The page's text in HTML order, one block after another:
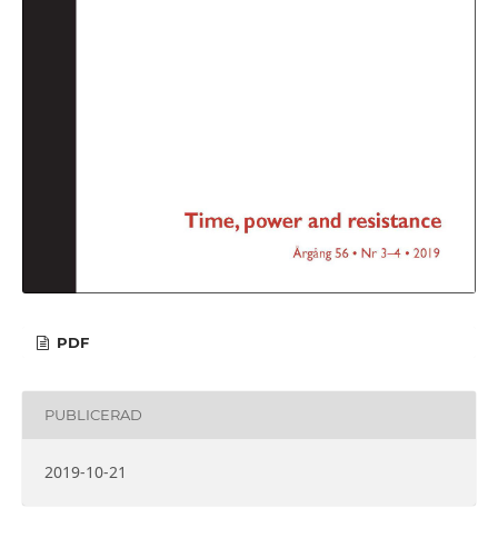
PDF
PUBLICERAD
2019-10-21